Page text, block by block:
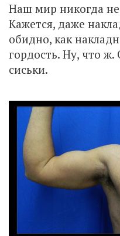
Наш мир никогда
Кажется, даже
обидно, как
гордость. Ну, что
сиськи.